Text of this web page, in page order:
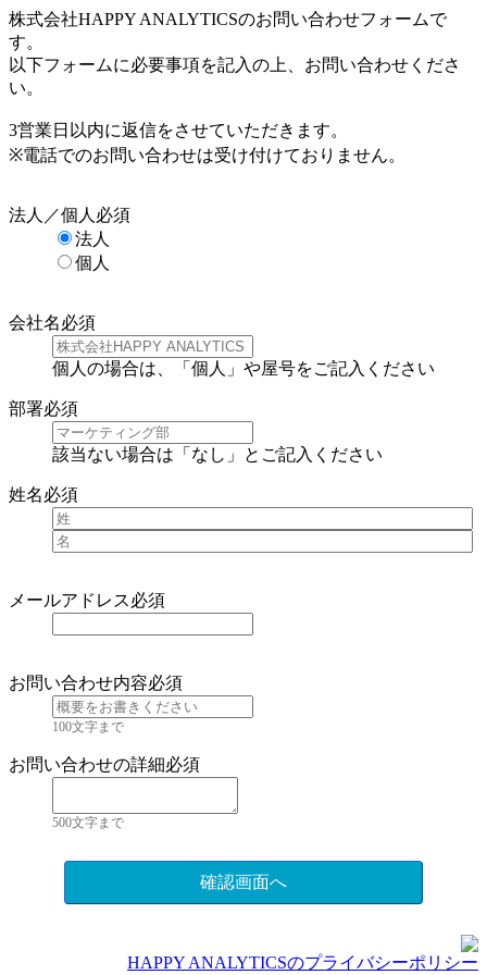
株式会社HAPPY ANALYTICSのお問い合わせフォームで
す。
以下フォームに必要事項を記入の上、お問い合わせくださ
い。
3営業日以内に返信をさせていただきます。
※電話でのお問い合わせは受け付けておりません。
法人／個人 必須
法人
個人
会社名必須
個人の場合は、「個人」や屋号をご記入ください
部署必須
該当ない場合は「なし」とご記入ください
姓名必須
メールアドレス必須
お問い合わせ内容必須
100文字まで
お問い合わせの詳細必須
500文字まで
確認画面へ
HAPPY ANALYTICSのプライバシーポリシー